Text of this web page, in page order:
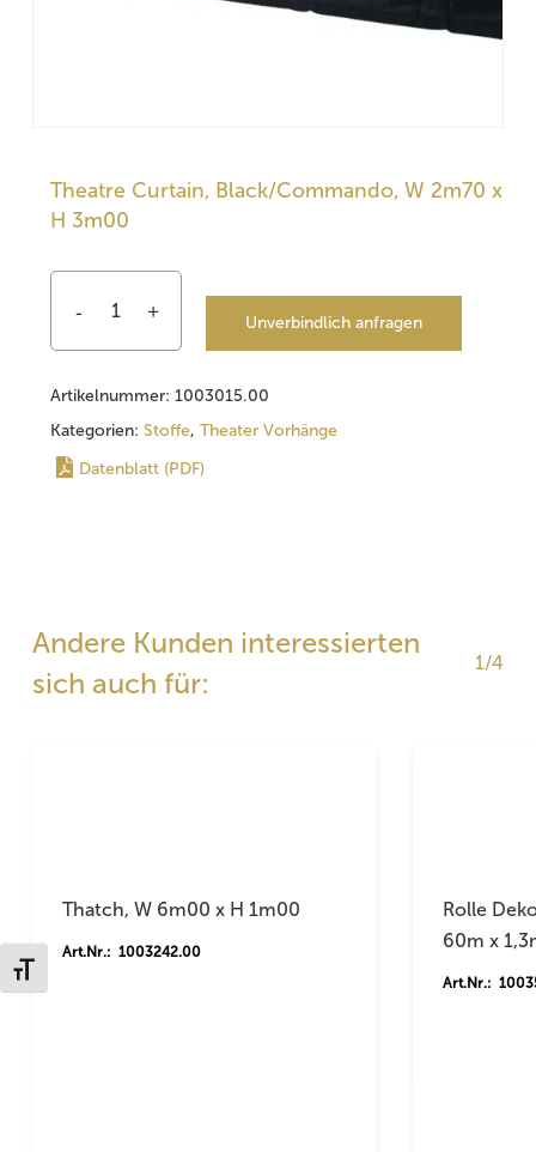
Schrift vergrößern
Theatre Curtain, Black/Commando, W 2m70 x
H 3m00
Unverbindlich anfragen
Artikelnummer: 1003015.00
Kategorien: Stoffe, Theater Vorhänge
Datenblatt (PDF)
Andere Kunden interessierten
sich auch für:
1/4
Thatch, W 6m00 x H 1m00
Art.Nr.: 1003242.00
Rolle
60m x
Art.Nr.: